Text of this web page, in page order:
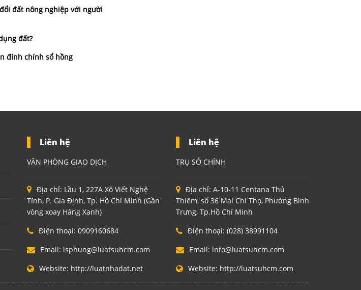
đất nông nghiệp với người
đất?
đính chính sổ hồng
Liên hệ
VĂN PHÒNG GIAO DỊCH
Địa chỉ: Lầu 1, 227A Xô Viết Nghệ
Tĩnh, P. Gia Định, Tp. Hồ Chí Minh (Gần
vòng xoay Hàng Xanh)
Điện thoại: 0909160684
Email: lsphung@luatsuhcm.com
Website: http://luatnhadat.net
Liên hệ
TRỤ SỞ CHÍNH
Địa chỉ: A-10-11 Centana Thủ
Thiêm, số 36 Mai Chí Thọ, Phường Bình
Trưng, Tp.Hồ Chí Minh
Điện thoại: (028) 38991104
Email: info@luatsuhcm.com
Website: http://luatsuhcm.com